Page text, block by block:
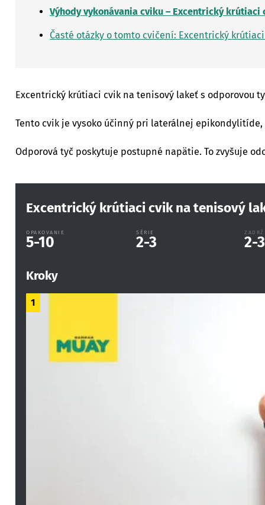
Výhody vykonávania cviku – Excentrický
Časté otázky o tomto cvičení: Excentrický
Excentrický krútiaci cvik na tenisový lakeť s odporovou
Tento cvik je vysoko účinný pri laterálnej
Odporová tyč poskytuje postupné napätie. To zvyšuje
Excentrický krútiaci cvik na tenisový
OPAKOVANIE
5-10
SÉRIE
2-3
ZADRŽ
2-3
Kroky
1